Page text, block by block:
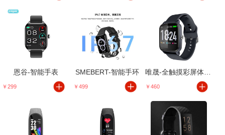
恩谷-智能手表
￥299
SMEBERT-智能手环
￥499
唯晟-全触摸彩屏体温手环
￥460